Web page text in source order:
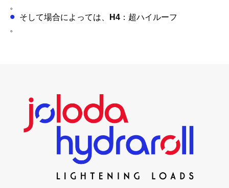
。
そして場合によっては、
H4 ：超ハイルーフ
。